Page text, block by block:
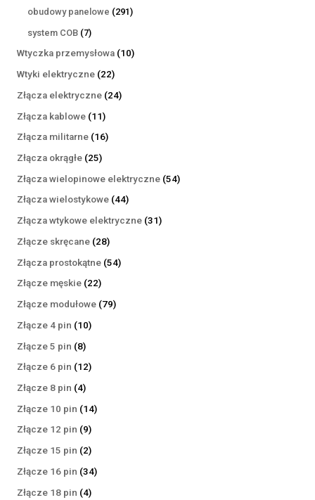
produkty
obudowy panelowe 291291
system COB 77
produktów
Wtyczka przemysłowa 1010
Wtyki elektryczne 2222
produkty
Złącza elektryczne 2424
Złącza kablowe 1111
produktów
Złącza militarne 1616
Złącza okrągłe 2525
produktów
Złącza wielopinowe elektryczne 5454
Złącza wielostykowe 4444
produkty
Złącza wtykowe elektryczne 3131
Złącze skręcane 2828
produktów
Złącza prostokątne 5454
Złącze męskie 2222
produkty
Złącze modułowe 7979
Złącze 4 pin 1010
Złącze 5 pin 88
produktów
Złącze 6 pin 1212
Złącze 8 pin 44
produkty
Złącze 10 pin 1414
Złącze 12 pin 99
produktów
Złącze 15 pin 22
produkty
Złącze 16 pin 3434
Złącze 18 pin 44